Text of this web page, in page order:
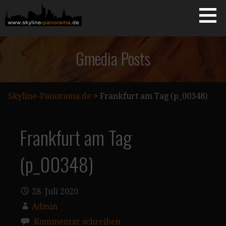
Inhalt
springen
SKYLINE-PANORAMA.DE
Gmedia Posts
Skyline-Panorama.de > Frankfurt am Tag (p_00348)
Frankfurt am Tag
(p_00348)
28. Juli 2020
Admin
Kommentar schreiben